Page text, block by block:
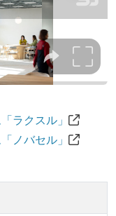
るメンバーが中心
成果を随時確認し
柔軟に調整する形
ークなど主要な構
以上ビハインドし
み
ラクスル」
ノバセル」